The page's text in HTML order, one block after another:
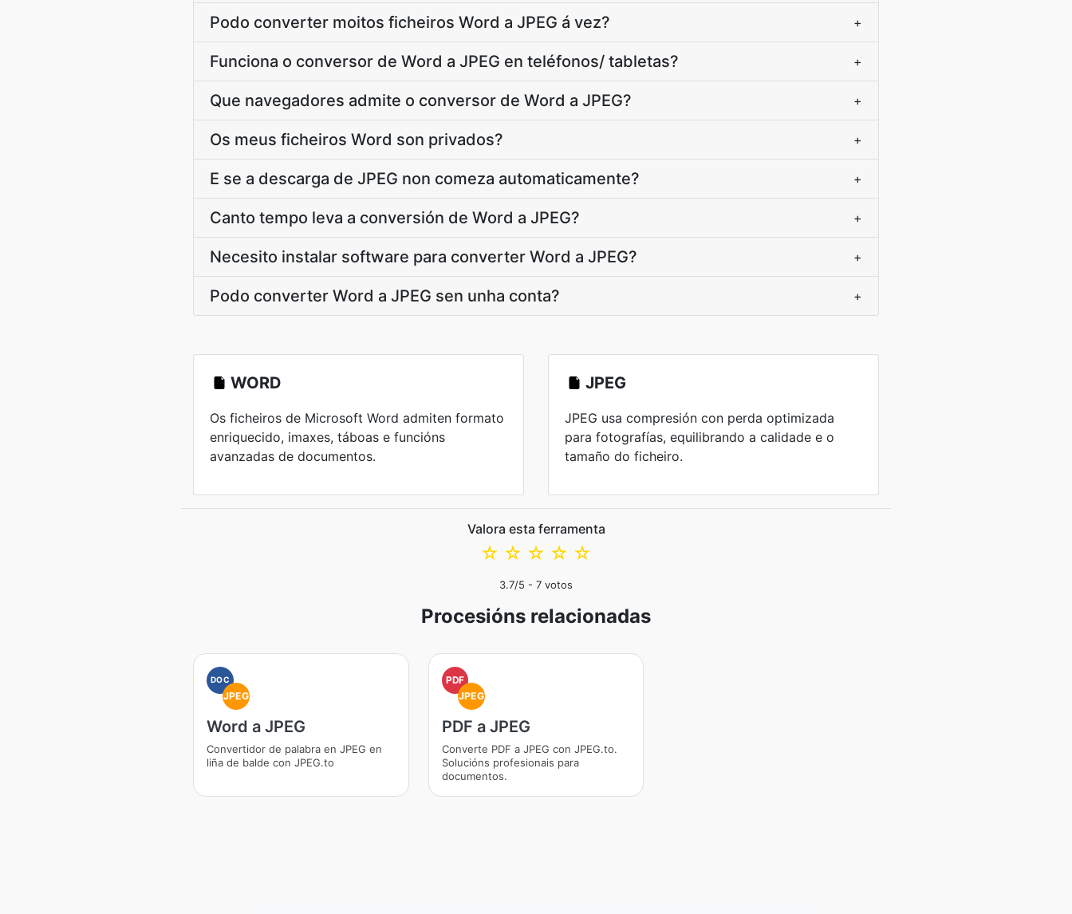
Podo converter moitos ficheiros Word a JPEG á vez? +
Funciona o conversor de Word a JPEG en teléfonos/ tabletas? +
Que navegadores admite o conversor de Word a JPEG? +
Os meus ficheiros Word son privados? +
E se a descarga de JPEG non comeza automaticamente? +
Canto tempo leva a conversión de Word a JPEG? +
Necesito instalar software para converter Word a JPEG? +
Podo converter Word a JPEG sen unha conta? +
WORD
Os ficheiros de Microsoft Word admiten formato
enriquecido, imaxes, táboas e funcións
avanzadas de documentos.
JPEG
JPEG usa compresión con perda optimizada
para fotografías, equilibrando a calidade e o
tamaño do ficheiro.
Valora esta ferramenta
☆
☆
☆
☆
☆
3.7/5 - 7 votos
Procesións relacionadas
DOC
JPEG
Word a JPEG
Convertidor de palabra en JPEG en
liña de balde con JPEG.to
PDF
JPEG
PDF a JPEG
Converte PDF a JPEG con JPEG.to.
Solucións profesionais para
documentos.